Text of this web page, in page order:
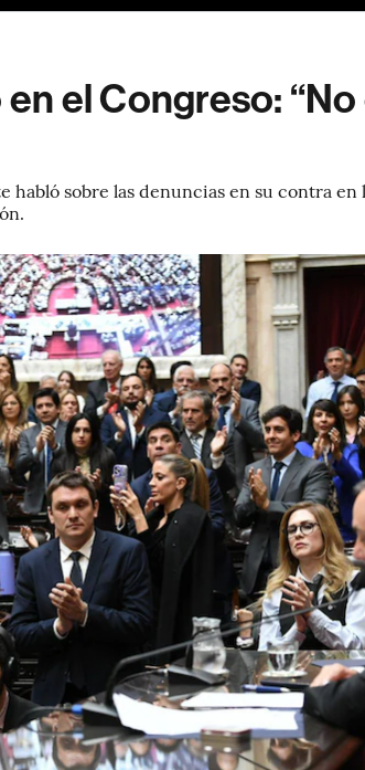
el Congreso:
habló sobre las denuncias en su contra en